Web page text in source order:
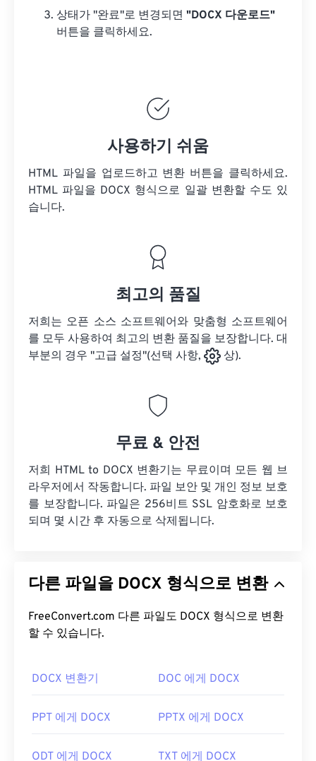
상태가 "완료"로 변경되면 "DOCX 다운로드"
버튼을 클릭하세요.
사용하기 쉬움
HTML 파일을 업로드하고 변환 버튼을 클릭하세요.
HTML 파일을 DOCX 형식으로 일괄 변환할 수도 있
습니다.
최고의 품질
저희는 오픈 소스 소프트웨어와 맞춤형 소프트웨어
를 모두 사용하여 최고의 변환 품질을 보장합니다. 대
부분의 경우 "고급 설정"(선택 사항,
상).
무료 & 안전
저희 HTML to DOCX 변환기는 무료이며 모든 웹 브
라우저에서 작동합니다. 파일 보안 및 개인 정보 보호
를 보장합니다. 파일은 256비트 SSL 암호화로 보호
되며 몇 시간 후 자동으로 삭제됩니다.
다른 파일을 DOCX 형식으로 변환
FreeConvert.com 다른 파일도 DOCX 형식으로 변환
할 수 있습니다.
DOCX 변환기 DOC 에게 DOCX
PPT 에게 DOCX PPTX 에게 DOCX
ODT 에게 DOCX TXT 에게 DOCX